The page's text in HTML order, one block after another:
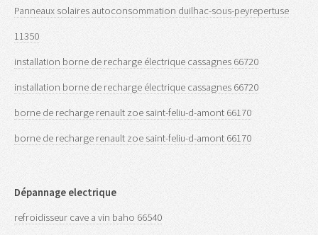
Panneaux solaires autoconsommation duilhac-sous-peyrepertuse
11350
installation borne de recharge électrique cassagnes 66720
installation borne de recharge électrique cassagnes 66720
borne de recharge renault zoe saint-feliu-d-amont 66170
borne de recharge renault zoe saint-feliu-d-amont 66170
Dépannage electrique
refroidisseur cave a vin baho 66540